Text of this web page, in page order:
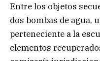
Entre los objetos
dos bombas de agua,
perteneciente a la
elementos